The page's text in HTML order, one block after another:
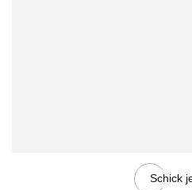
Schick